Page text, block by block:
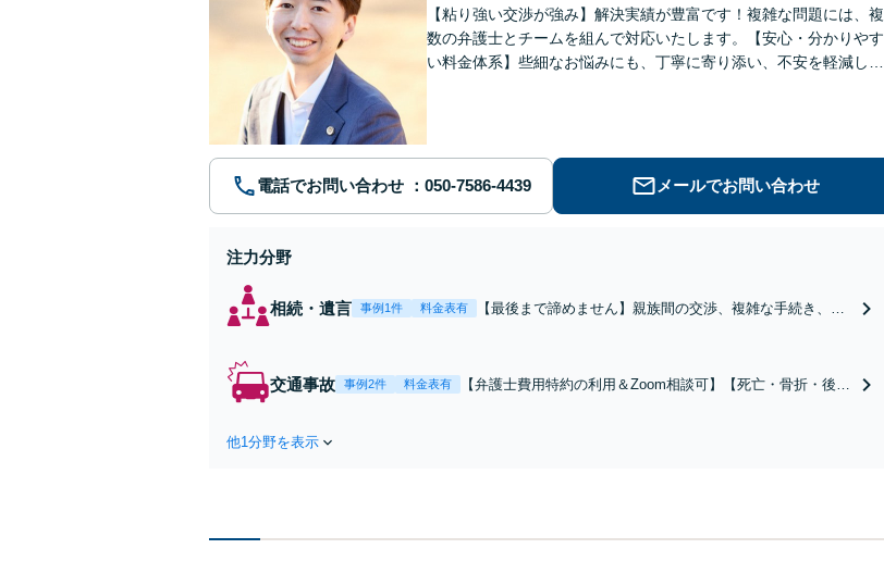
【粘り強い交渉が強み】解決実績が豊富です！複雑な問題には、複
数の弁護士とチームを組んで対応いたします。【安心・分かりやす
い料金体系】些細なお悩みにも、丁寧に寄り添い、不安を軽減しま
電話でお問い合わせ メールでお問い合わせ
注力分野
相続・遺言 事例1件 料金表有
【最後まで諦めません】親族間の交渉、複雑な手続き、全
能。【JR千葉駅近く】駐車場あり
交通事故 事例2件 料金表有
【弁護士費用特約の利用＆Zoom相談可】【死亡・骨折・後遺
他1分野を表示